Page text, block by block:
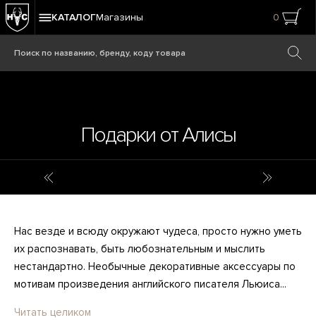
КАТАЛОГМагазины 0
Подарки от Алисы
Нас везде и всюду окружают чудеса, просто нужно уметь
их распознавать, быть любознательным и мыслить
нестандартно. Необычные декоративные аксессуары по
мотивам произведения английского писателя Льюиса...
Читать целиком